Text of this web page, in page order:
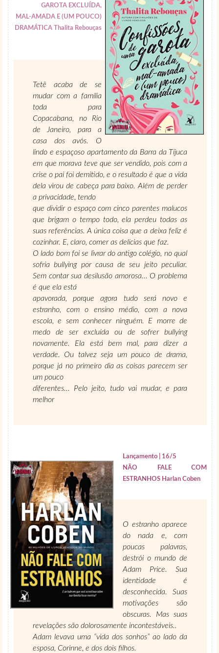
GAROTA EXCLUÍDA,
MAL-AMADA E (UM POUCO)
DRAMÁTICA Thalita Rebouças
Tetê acaba de se
mudar com a família
toda para
Copacabana, no Rio
de Janeiro, para a
casa dos avós. O
lindo e espaçoso apartamento da Barra da Tijuca
em que morava teve que ser vendido, pois com a
crise o pai foi demitido, e o resultado é que a vida
dela virou de cabeça para baixo. Além de perder
a privacidade, tendo
que dividir o espaço com cinco parentes malucos
que brigam o tempo todo, ela perdeu todas as
suas referências. A única coisa que a deixa feliz é
cozinhar. E, claro, comer as delícias que faz.
O lado bom foi se livrar do antigo colégio, no qual
sofria bullying por causa de seu jeito peculiar.
Sem contar sua desilusão amorosa... O problema
é que ela está
apavorada, porque agora tudo será novo e
estranho, com o ensino médio, com a nova
escola, e sem conhecer ninguém. E morre de
medo de ser excluída ou de sofrer bullying
novamente. Ela está bem mal, para dizer a
verdade. Ou talvez seja um pouco de drama,
porque já no primeiro dia as coisas parecem ser
um pouco
diferentes... Pelo jeito, tudo vai mudar, e para
melhor
Lançamento | 16/5
NÃO FALE COM
ESTRANHOS Harlan Coben
O estranho aparece
do nada e, com
poucas palavras,
destrói o mundo de
Adam Price. Sua
identidade é
desconhecida. Suas
motivações são
obscuras. Mas suas
revelações são dolorosamente incontestáveis..
Adam levava uma “vida dos sonhos” ao lado da
esposa, Corinne, e dos dois filhos.